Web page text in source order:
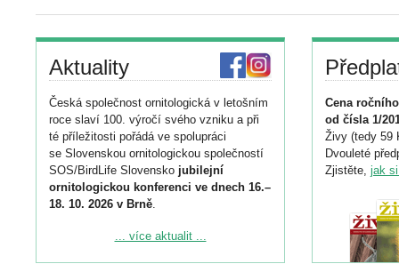
Aktuality
Česká společnost ornitologická v letošním
roce slaví 100. výročí svého vzniku a při
té příležitosti pořádá ve spolupráci
se Slovenskou ornitologickou společností
SOS/BirdLife Slovensko jubilejní
ornitologickou konferenci ve dnech 16.–
18. 10. 2026 v Brně.
Podrobnější informace ke konferenci
... více aktualit ...
Cena
od čísla 1/
Živy (tedy 59
Dvouleté
Zjistěte, jak